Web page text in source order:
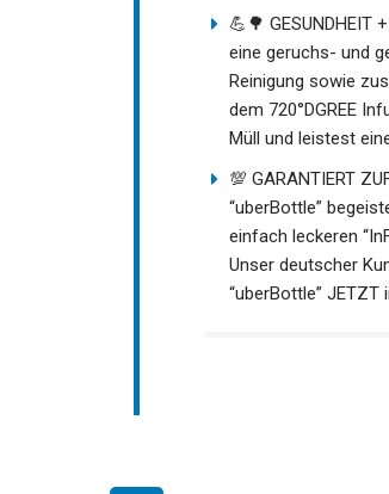
💪🌳 GESUNDHEIT
eine geruchs- und
Reinigung sowie
dem 720°DGREE
Müll und leistest
💯 GARANTIERT
“uberBottle”
einfach leckeren
Unser deutscher
“uberBottle” JETZT